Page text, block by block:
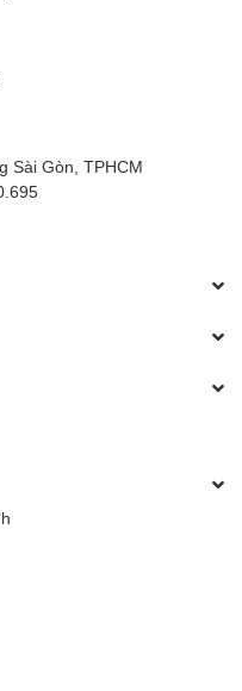
Sài Gòn, TPHCM